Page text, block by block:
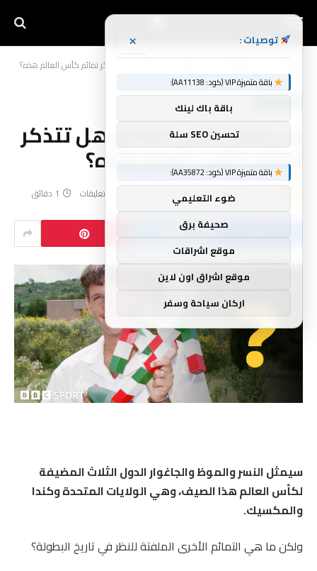
مسابقة كأس العالم: هل تتذكر تمائم كأس العالم هذه؟
مسابقة كأس العالم: هل تتذكر
تمائم كأس العالم هذه؟
yynnbb يونيو 3, 2026 لا توجد تعليقات 1 دقائق
سيمثل النسر والموظ والجاغوار الدول الثلاث المضيفة
لكأس العالم هذا الصيف، وهي الولايات المتحدة وكندا
والمكسيك.
ولكن ما هي التمائم الأخرى الملفتة للنظر في تاريخ البطولة؟
توصيات : ×
باقة متميزة VIP (كود: AA11138):
باقة باك لينك
تحسين SEO سلة
باقة متميزة VIP (كود: AA35872):
ضوء التعليمي
صحيفة برق
موقع اشراقات
موقع اشراق اون لاين
اركان سياحة وسفر